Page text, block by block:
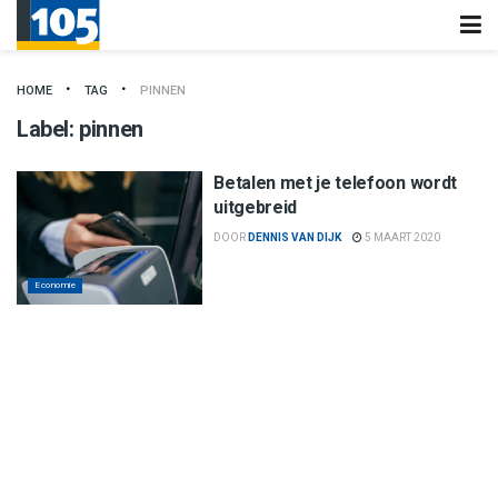
HOME TAG PINNEN
Label: pinnen
Economie
Betalen met je telefoon wordt
uitgebreid
DOOR DENNIS VAN DIJK 5 MAART 2020